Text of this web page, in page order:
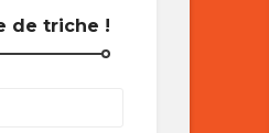
de triche !